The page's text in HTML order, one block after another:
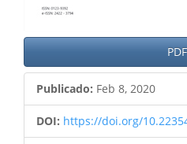
PDF
Publicado: Feb 8, 2020
DOI: https://doi.org/